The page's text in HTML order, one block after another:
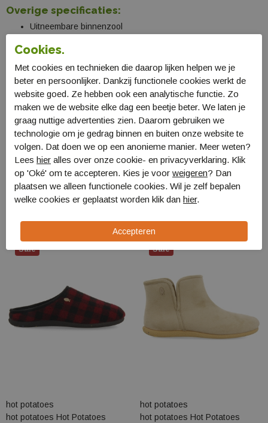
Overige specificaties:
Uitneembare binnenzool
Voelt enorm zacht aan op de huid
Stevig voetbed
Specificaties
Verzending en levering
Retourneren
Gerelateerde producten
hot potatoes
hot potatoes Hot Potatoes
Sale
hot potatoes
hot potatoes Hot Potatoes
Sale
Cookies.
Met cookies en technieken die daarop lijken helpen we je
beter en persoonlijker. Dankzij functionele cookies werkt de
website goed. Ze hebben ook een analytische functie. Zo
maken we de website elke dag een beetje beter. We laten je
graag nuttige advertenties zien. Daarom gebruiken we
technologie om je gedrag binnen en buiten onze website te
volgen. Dat doen we op een anonieme manier. Meer weten?
Lees hier alles over onze cookie- en privacyverklaring. Klik
op 'Oké' om te accepteren. Kies je voor weigeren? Dan
plaatsen we alleen functionele cookies. Wil je zelf bepalen
welke cookies er geplaatst worden klik dan hier.